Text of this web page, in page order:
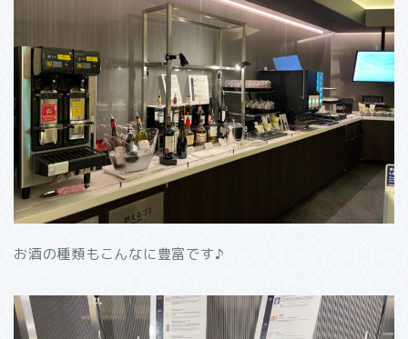
お酒の種類もこんなに豊富です♪